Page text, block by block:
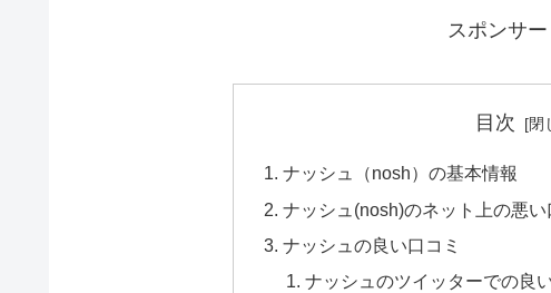
スポンサー
目次
ナッシュ（nosh）の基本情報
ナッシュ(nosh)のネット上の悪い
ナッシュの良い口コミ
ナッシュのツイッターでの良